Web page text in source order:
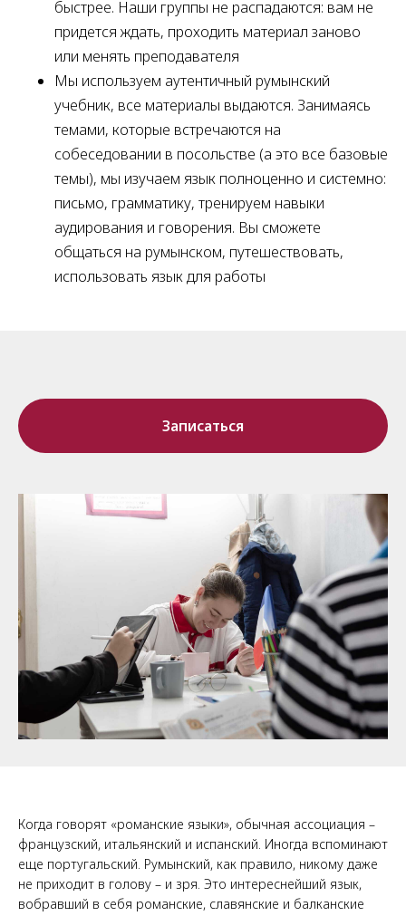
быстрее. Наши группы не распадаются: вам не
придется ждать, проходить материал заново
или менять преподавателя
Мы используем аутентичный румынский
учебник, все материалы выдаются. Занимаясь
темами, которые встречаются на
собеседовании в посольстве (а это все базовые
темы), мы изучаем язык полноценно и системно:
письмо, грамматику, тренируем навыки
аудирования и говорения. Вы сможете
общаться на румынском, путешествовать,
использовать язык для работы
Записаться
Когда говорят «романские языки», обычная ассоциация –
французский, итальянский и испанский. Иногда вспоминают
еще португальский. Румынский, как правило, никому даже
не приходит в голову – и зря. Это интереснейший язык,
вобравший в себя романские, славянские и балканские